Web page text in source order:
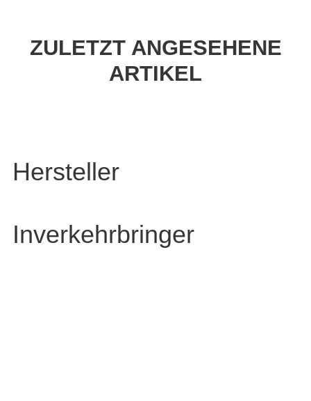
ZULETZT ANGESEHENE
ARTIKEL
Hersteller
Inverkehrbringer